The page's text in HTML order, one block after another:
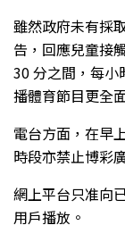
雖然政府未有採
告，回應兒童接
30 分之間，每小
播體育節目更全
電台方面，在早
時段亦禁止博彩
網上平台只准向
用戶播放。